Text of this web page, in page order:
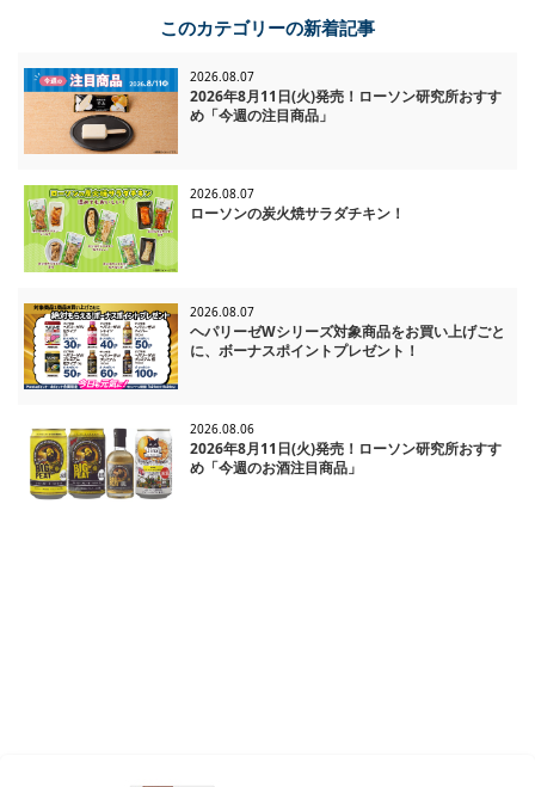
このカテゴリーの新着記事
2026.08.07
2026年8月11日(火)発売！ローソン研究所おすす
め「今週の注目商品」
2026.08.07
ローソンの炭火焼サラダチキン！
2026.08.07
ヘパリーゼWシリーズ対象商品をお買い上げごと
に、ボーナスポイントプレゼント！
2026.08.06
2026年8月11日(火)発売！ローソン研究所おすす
め「今週のお酒注目商品」